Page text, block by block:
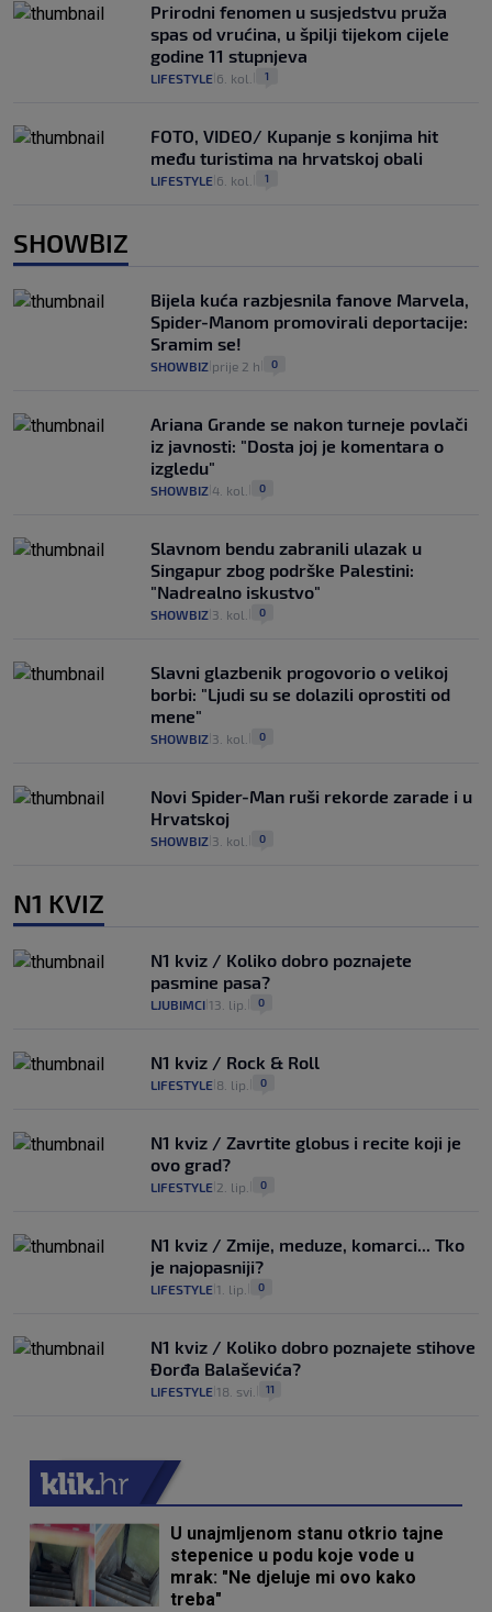
Prirodni fenomen u susjedstvu pruža
spas od vrućina, u špilji tijekom cijele
godine 11 stupnjeva
LIFESTYLE 6. kol. 1
FOTO, VIDEO/ Kupanje s konjima hit
među turistima na hrvatskoj obali
LIFESTYLE 6. kol. 1
SHOWBIZ
Bijela kuća razbjesnila fanove Marvela,
Spider-Manom promovirali deportacije:
Sramim se!
SHOWBIZ prije 2 h 0
Ariana Grande se nakon turneje povlači
iz javnosti: "Dosta joj je komentara o
izgledu"
SHOWBIZ 4. kol. 0
Slavnom bendu zabranili ulazak u
Singapur zbog podrške Palestini:
"Nadrealno iskustvo"
SHOWBIZ 3. kol. 0
Slavni glazbenik progovorio o velikoj
borbi: "Ljudi su se dolazili oprostiti od
mene"
SHOWBIZ 3. kol. 0
Novi Spider-Man ruši rekorde zarade i u
Hrvatskoj
SHOWBIZ 3. kol. 0
N1 KVIZ
N1 kviz / Koliko dobro poznajete
pasmine pasa?
LJUBIMCI 13. lip. 0
N1 kviz / Rock & Roll
LIFESTYLE 8. lip. 0
N1 kviz / Zavrtite globus i recite koji je
ovo grad?
LIFESTYLE 2. lip. 0
N1 kviz / Zmije, meduze, komarci... Tko
je najopasniji?
LIFESTYLE 1. lip. 0
N1 kviz / Koliko dobro poznajete stihove
Đorđa Balaševića?
LIFESTYLE 18. svi. 11
U unajmljenom stanu otkrio tajne
stepenice u podu koje vode u
mrak: "Ne djeluje mi ovo kako
treba"